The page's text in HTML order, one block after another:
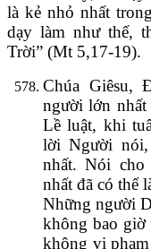
là kẻ nhỏ nhất
dạy làm như thế,
Trời” (Mt 5,17-19).
Chúa Giêsu,
người lớn nhất
Lề luật, khi
lời Người nói,
nhất. Nói
nhất đã có thể
Những người
không bao giờ
không vi